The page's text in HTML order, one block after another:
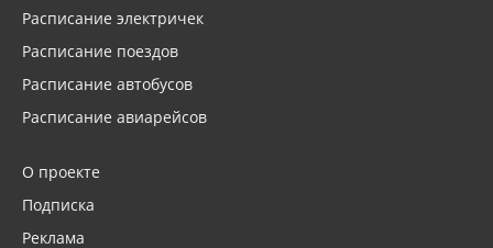
Расписание электричек
Расписание поездов
Расписание автобусов
Расписание авиарейсов
О проекте
Подписка
Реклама